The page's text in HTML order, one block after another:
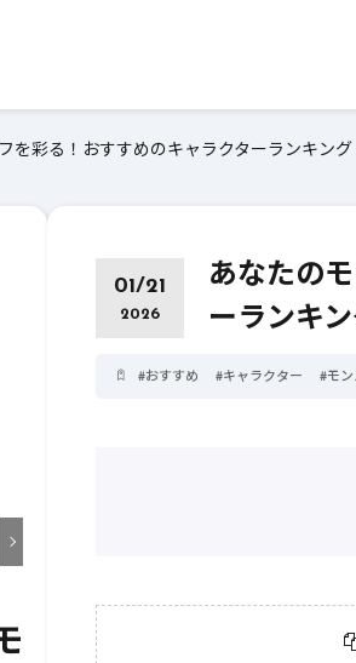
を彩る！おすすめのキャラクターランキン
ンスト攻略に役立
01/21
2026
あなたの
ーランキ
#おすすめ #キャラクター #モン